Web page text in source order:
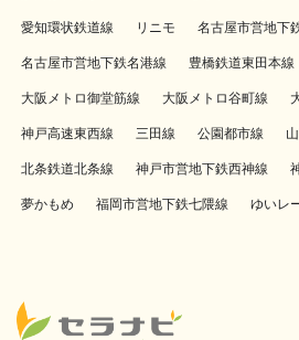
愛知環状鉄道線 リニモ 名古屋市営地下
名古屋市営地下鉄名港線 豊橋鉄道東田本線
大阪メトロ御堂筋線 大阪メトロ谷町線
神戸高速東西線 三田線 公園都市線
北条鉄道北条線 神戸市営地下鉄西神線
夢かもめ 福岡市営地下鉄七隈線 ゆいレ